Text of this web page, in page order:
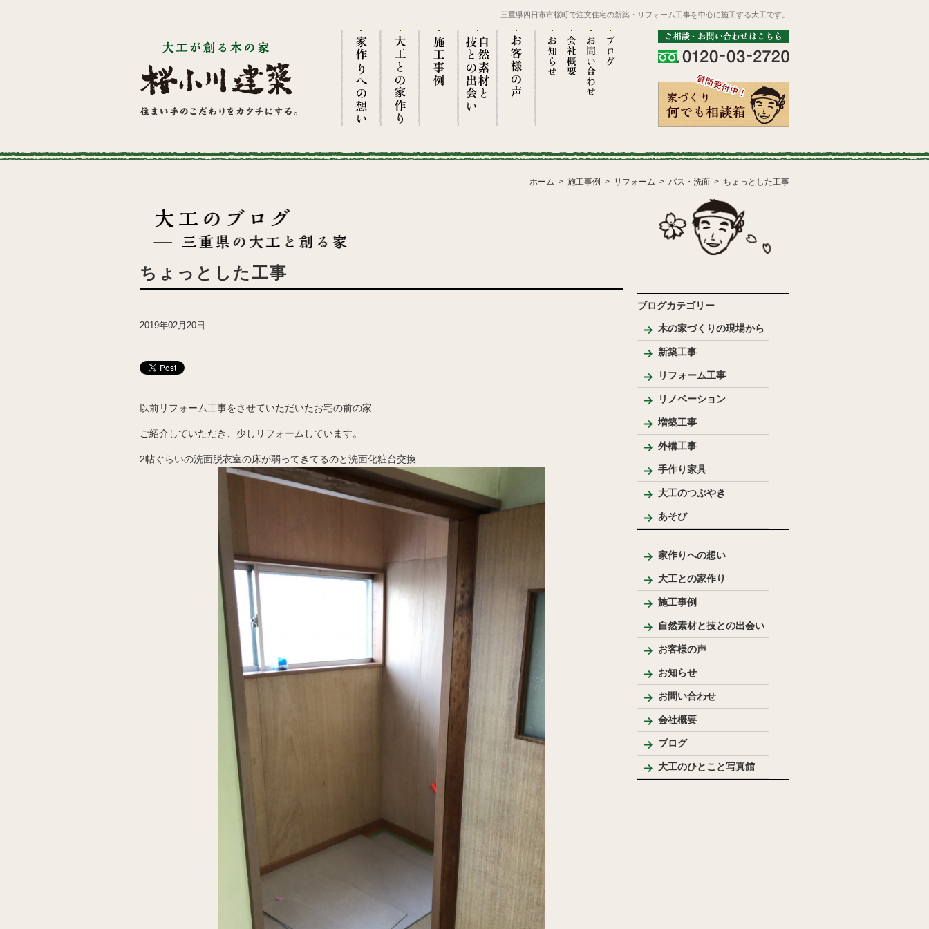
三重県四日市市桜町で注文住宅の新築・リフォーム工事を中心に施工する大工です。
ホーム 施工事例 リフォーム バス・洗面 ちょっとした工事
ちょっとした工事
2019年02月20日
以前リフォーム工事をさせていただいたお宅の前の家
ご紹介していただき、少しリフォームしています。
2帖ぐらいの洗面脱衣室の床が弱ってきてるのと洗面化粧台交換
ブログカテゴリー
木の家づくりの現場から
新築工事
和風住宅
リフォーム工事
リノベーション
増築工事
外構工事
手作り家具
大工のつぶやき
あそび
家作りへの想い
大工との家作り
家づくりの流れとポイント
プレゼンテーション
大工のこだわり
施工事例
新築自然素材を使った家
純和風住宅
洋風住宅
リフォーム
LDK
バス・洗面
トイレ
内装
外まわり
その他
リノベーション
手作り家具
テーブル・座卓等
ベンチ・椅子等
収納棚・家具等
花台・棚板・衝立等
手作りキッチン・洗面台
ウッドデッキ
模型
その他
自然素材と技との出会い
お客様の声
お知らせ
お問い合わせ
会社概要
代表プロフィール
ブログ
大工のひとこと写真館